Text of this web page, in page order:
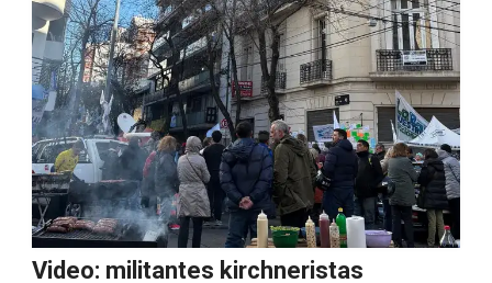
Video: militantes kirchneristas